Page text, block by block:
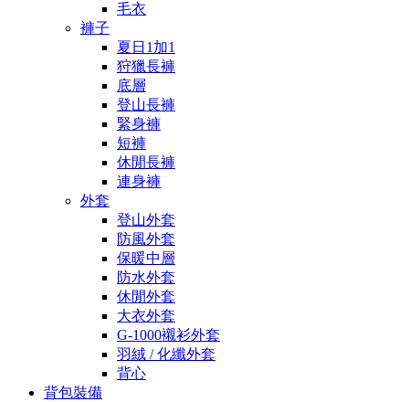
毛衣
褲子
夏日1加1
狩獵長褲
底層
登山長褲
緊身褲
短褲
休閒長褲
連身褲
外套
登山外套
防風外套
保暖中層
防水外套
休閒外套
大衣外套
G-1000襯衫外套
羽絨 / 化纖外套
背心
背包裝備